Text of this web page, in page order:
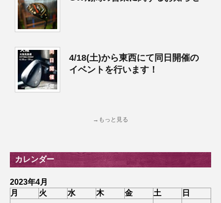
4/18(土)から東西にて同日開催の
イベントを行います！
→もっと見る
カレンダー
2023年4月
月
火 水 木 金 土 日